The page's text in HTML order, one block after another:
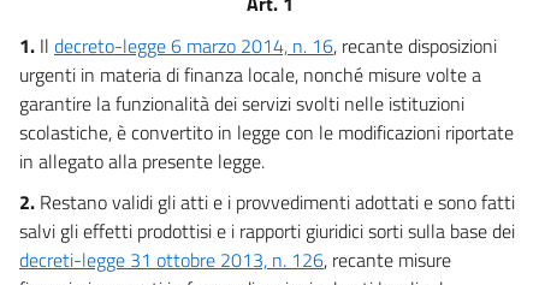
1. Il decreto-legge 6 marzo 2014, n. 16, recante disposizioni
urgenti in materia di finanza locale, nonché misure volte a
garantire la funzionalità dei servizi svolti nelle istituzioni
scolastiche, è convertito in legge con le modificazioni riportate
in allegato alla presente legge.
2. Restano validi gli atti e i provvedimenti adottati e sono fatti
salvi gli effetti prodottisi e i rapporti giuridici sorti sulla base dei
decreti-legge 31 ottobre 2013, n. 126, recante misure